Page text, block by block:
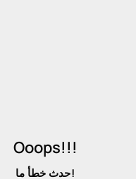
Ooops!!!
حدث خطأ ما!